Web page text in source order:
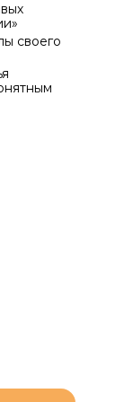
своего